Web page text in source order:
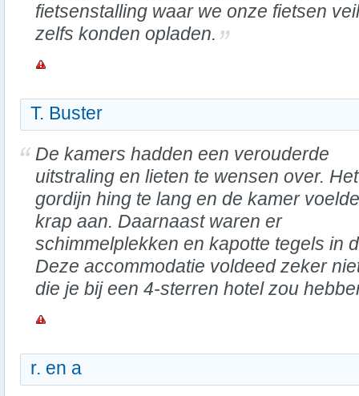
fietsenstalling waar we onze fietsen
zelfs konden opladen.
T. Buster
De kamers hadden een verouderde
uitstraling en lieten te wensen over. Het
gordijn hing te lang en de kamer
krap aan. Daarnaast waren er
schimmelplekken en kapotte tegels in
Deze accommodatie voldeed zeker
die je bij een 4-sterren hotel zou
r. en a